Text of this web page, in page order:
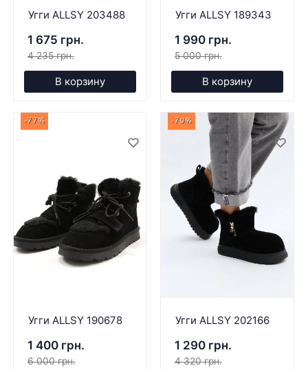
Угги ALLSY 203488
1 675 грн.
4 235 грн.
В корзину
Угги ALLSY 189343
1 990 грн.
5 000 грн.
В корзину
-77%
Угги ALLSY 190678
1 400 грн.
6 000 грн.
-70%
Угги ALLSY 202166
1 290 грн.
4 320 грн.